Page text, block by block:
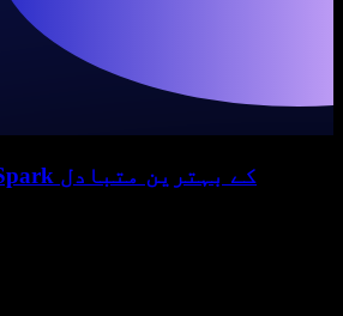
2026 میں Gemini Spark کے بہترین متبادل